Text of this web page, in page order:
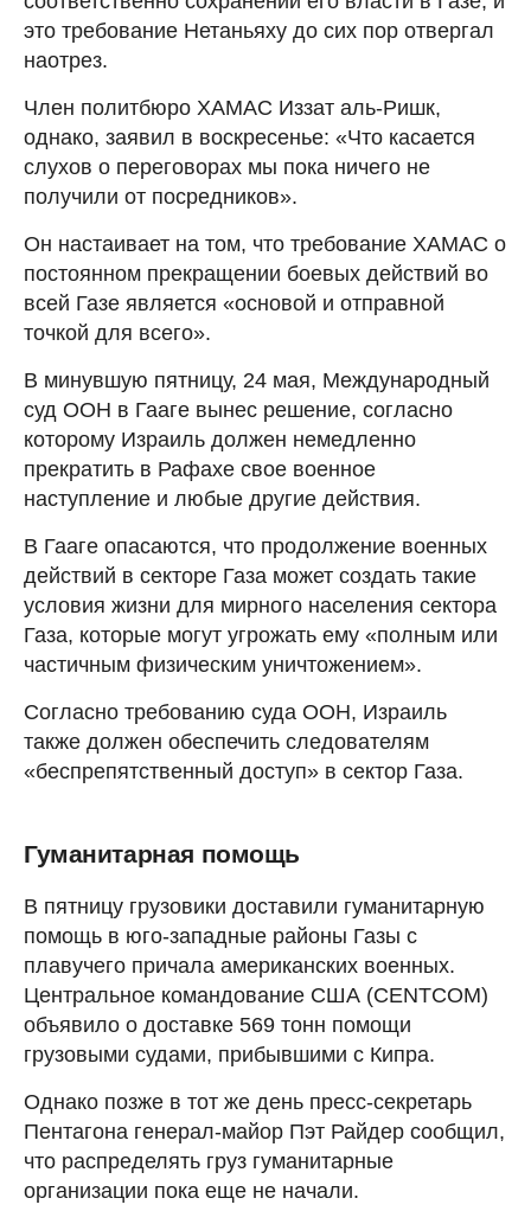
это требование Нетаньяху до сих пор отвергал
наотрез.
Член политбюро ХАМАС Иззат аль-Ришк,
однако, заявил в воскресенье: «Что касается
слухов о переговорах мы пока ничего не
получили от посредников».
Он настаивает на том, что требование ХАМАС о
постоянном прекращении боевых действий во
всей Газе является «основой и отправной
точкой для всего».
В минувшую пятницу, 24 мая, Международный
суд ООН в Гааге вынес решение, согласно
которому Израиль должен немедленно
прекратить в Рафахе свое военное
наступление и любые другие действия.
В Гааге опасаются, что продолжение военных
действий в секторе Газа может создать такие
условия жизни для мирного населения сектора
Газа, которые могут угрожать ему «полным или
частичным физическим уничтожением».
Согласно требованию суда ООН, Израиль
также должен обеспечить следователям
«беспрепятственный доступ» в сектор Газа.
Гуманитарная помощь
В пятницу грузовики доставили гуманитарную
помощь в юго-западные районы Газы с
плавучего причала американских военных.
Центральное командование США (CENTCOM)
объявило о доставке 569 тонн помощи
грузовыми судами, прибывшими с Кипра.
Однако позже в тот же день пресс-секретарь
Пентагона генерал-майор Пэт Райдер сообщил,
что распределять груз гуманитарные
организации пока еще не начали.